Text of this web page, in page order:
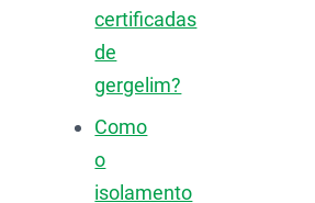
certificadas
de
gergelim?
Como
o
isolamento